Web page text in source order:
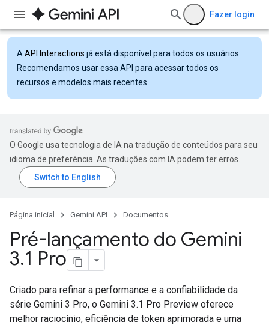
Fazer login
A API Interactions já está disponível para todos os usuários.
Recomendamos usar essa API para acessar todos os
recursos e modelos mais recentes.
O Google usa tecnologia de IA na tradução de conteúdos para seu
idioma de preferência. As traduções com IA podem ter erros.
Página inicial Gemini API Documentos
Pré-lançamento do Gemini
3.1 Pro
Criado para refinar a performance e a confiabilidade da
série Gemini 3 Pro, o Gemini 3.1 Pro Preview oferece
melhor raciocínio, eficiência de token aprimorada e uma